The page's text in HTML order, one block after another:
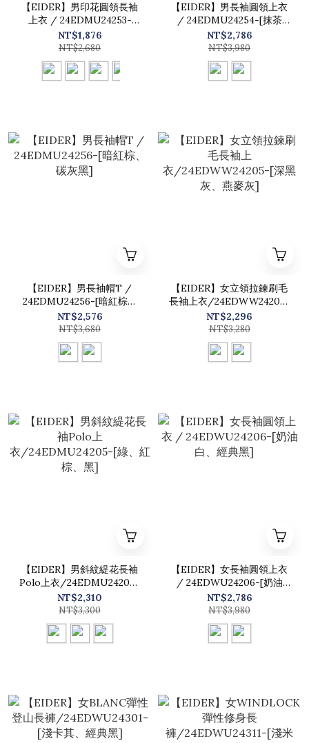
【EIDER】男印花圓領長袖
上衣 / 24EDMU24253-
[綠、黑、棕、白]
NT$1,876
NT$2,680
【EIDER】男長袖圓領上衣
/ 24EDMU24254-[抹茶
綠、經典黑]
NT$2,786
NT$3,980
【EIDER】男長袖帽T /
24EDMU24256-[暗紅棕、
碳灰黑]
NT$2,576
NT$3,680
【EIDER】女立領拉鍊刷毛
長袖上衣/24EDWW24205-
[深黑灰、燕麥灰]
NT$2,296
NT$3,280
【EIDER】男斜紋緹花長袖
Polo上衣/24EDMU24205-
[綠、紅棕、黑]
NT$2,310
NT$3,300
【EIDER】女長袖圓領上衣
/ 24EDWU24206-[奶油
白、經典黑]
NT$2,786
NT$3,980